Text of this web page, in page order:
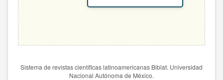
Sistema de revistas científicas latinoamericanas Biblat. Universidad
Nacional Autónoma de México.